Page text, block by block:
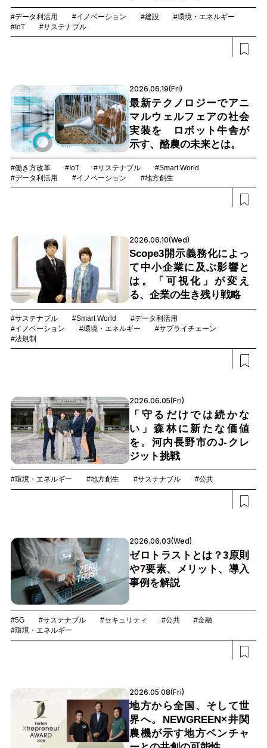
#データ利活用 #イノベーション #建設
#環境・エネルギー
#IoT
#サステナブル
2026.06.19(Fri)
最新テクノロジーでアニ
マルウェルフェアの社会
実装を ロボット牛舎が
示す、酪農の未来とは。
#働き方改革 #IoT #サステナブル
#Smart World
#データ利活用
#イノベーション #地方創生
2026.06.10(Wed)
Scope3開示義務化によっ
て中小企業に及ぶ影響と
は。「可視化」が変え
る、企業の生き残り戦略
#サステナブル #Smart World
#データ利活用
#イノベーション
#環境・エネルギー
#サプライチェーン
#法規制
2026.06.05(Fri)
「守るだけでは続かな
い」森林に新たな価値
を。河内長野市のJ-クレ
ジット挑戦
#環境・エネルギー #地方創生 #サステナブル #公共
2026.06.03(Wed)
ゼロトラストとは？3原則
や7要素、メリット、導入
事例を解説
#5G #サステナブル #セキュリティ #公共
#金融
#環境・エネルギー
2026.05.08(Fri)
地方から全国、そして世
界へ。NEWGREEN×井関
農機が示す地方ベンチャ